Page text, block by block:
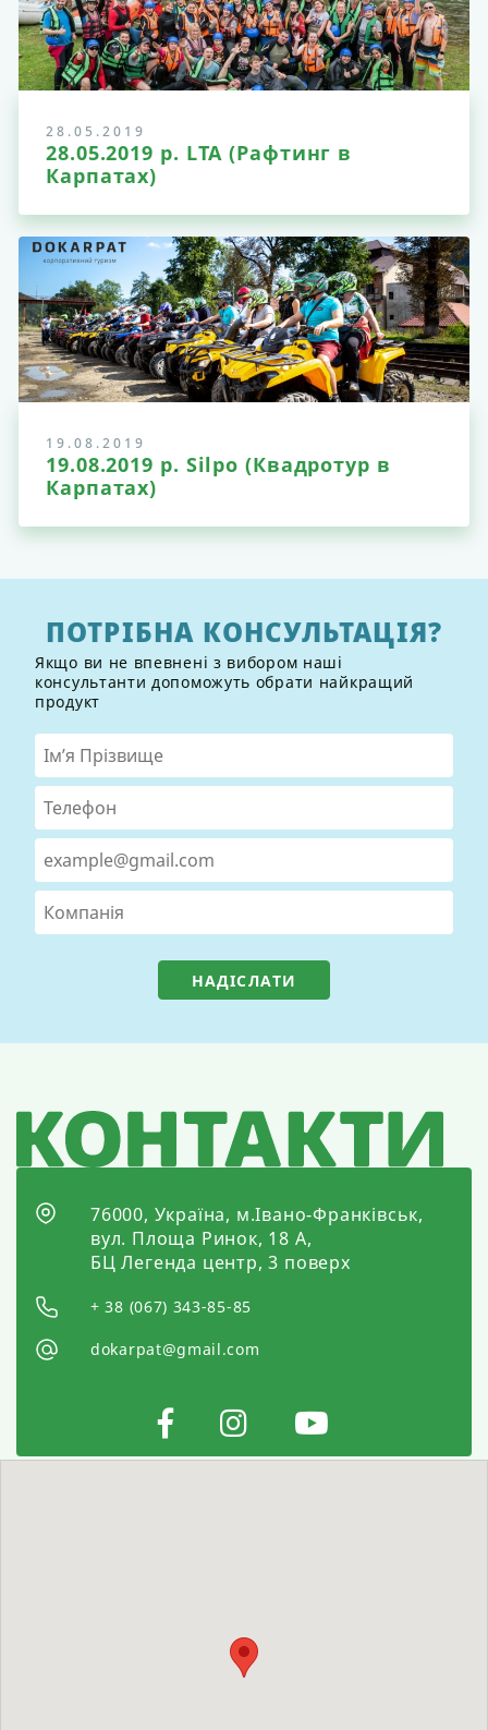
28.05.2019
28.05.2019 р. LTA (Рафтинг в
Карпатах)
19.08.2019
19.08.2019 р. Silpo (Квадротур в
Карпатах)
ПОТРІБНА КОНСУЛЬТАЦІЯ?
Якщо ви не впевнені з вибором наші
консультанти допоможуть обрати найкращий
продукт
НАДІСЛАТИ
76000, Україна, м.Івано-Франківськ,
вул. Площа Ринок, 18 А,
БЦ Легенда центр, 3 поверх
+ 38 (067) 343-85-85
dokarpat@gmail.com